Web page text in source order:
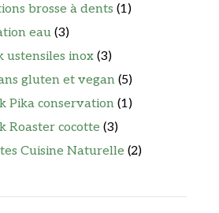
brosse à dents (1)
eau (3)
ustensiles inox (3)
gluten et vegan (5)
Pika conservation (1)
Roaster cocotte (3)
Cuisine Naturelle (2)